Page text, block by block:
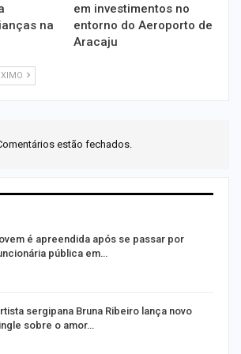
na
em investimentos no
entorno do Aeroporto de
Aracaju
estão fechados.
é apreendida após se passar por
pública em…
sergipana Bruna Ribeiro lança novo
sobre o amor…